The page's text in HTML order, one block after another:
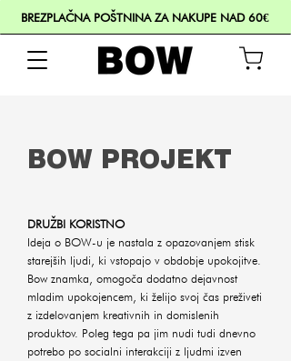
BREZPLAČNA POŠTNINA ZA NAKUPE NAD 60€
BOW PROJEKT
DRUŽBI KORISTNO
Ideja o BOW-u je nastala z opazovanjem stisk
starejših ljudi, ki vstopajo v obdobje upokojitve.
Bow znamka, omogoča dodatno dejavnost
mladim upokojencem, ki želijo svoj čas preživeti
z izdelovanjem kreativnih in domislenih
produktov. Poleg tega pa jim nudi tudi dnevno
potrebo po socialni interakciji z ljudmi izven